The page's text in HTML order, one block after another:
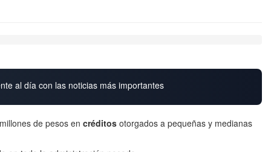
al día con las noticias más importantes
de pesos en créditos otorgados a pequeñas y medianas